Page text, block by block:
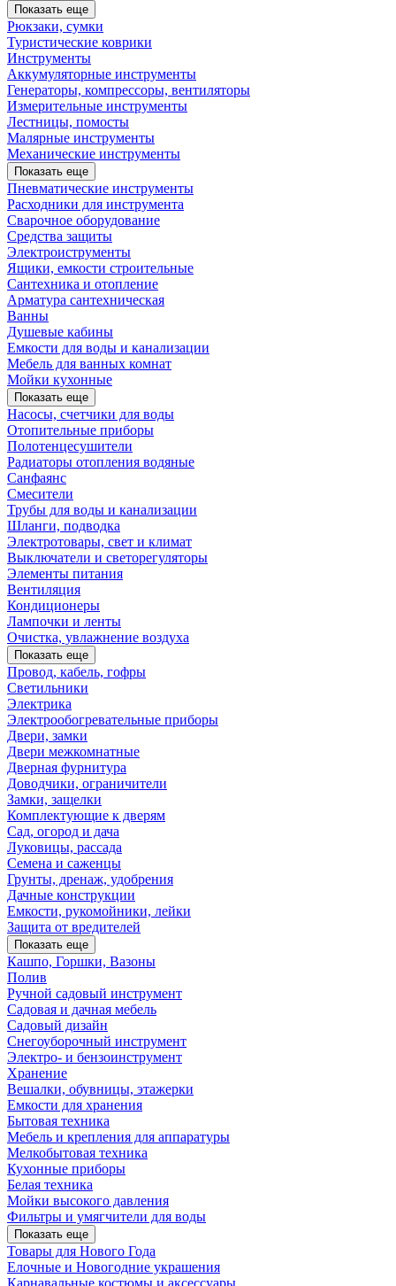
Показать еще
Рюкзаки, сумки
Туристические коврики
Инструменты
Аккумуляторные инструменты
Генераторы, компрессоры, вентиляторы
Измерительные инструменты
Лестницы, помосты
Малярные инструменты
Механические инструменты
Показать еще
Пневматические инструменты
Расходники для инструмента
Сварочное оборудование
Средства защиты
Электроиструменты
Ящики, емкости строительные
Сантехника и отопление
Арматура сантехническая
Ванны
Душевые кабины
Емкости для воды и канализации
Мебель для ванных комнат
Мойки кухонные
Показать еще
Насосы, счетчики для воды
Отопительные приборы
Полотенцесушители
Радиаторы отопления водяные
Санфаянс
Смесители
Трубы для воды и канализации
Шланги, подводка
Электротовары, свет и климат
Выключатели и светорегуляторы
Элементы питания
Вентиляция
Кондиционеры
Лампочки и ленты
Очистка, увлажнение воздуха
Показать еще
Провод, кабель, гофры
Светильники
Электрика
Электрообогревательные приборы
Двери, замки
Двери межкомнатные
Дверная фурнитура
Доводчики, ограничители
Замки, защелки
Комплектующие к дверям
Сад, огород и дача
Луковицы, рассада
Семена и саженцы
Грунты, дренаж, удобрения
Дачные конструкции
Емкости, рукомойники, лейки
Защита от вредителей
Показать еще
Кашпо, Горшки, Вазоны
Полив
Ручной садовый инструмент
Садовая и дачная мебель
Садовый дизайн
Снегоуборочный инструмент
Электро- и бензоинструмент
Хранение
Вешалки, обувницы, этажерки
Емкости для хранения
Бытовая техника
Мебель и крепления для аппаратуры
Мелкобытовая техника
Кухонные приборы
Белая техника
Мойки высокого давления
Фильтры и умягчители для воды
Показать еще
Товары для Нового Года
Елочные и Новогодние украшения
Карнавальные костюмы и аксессуары